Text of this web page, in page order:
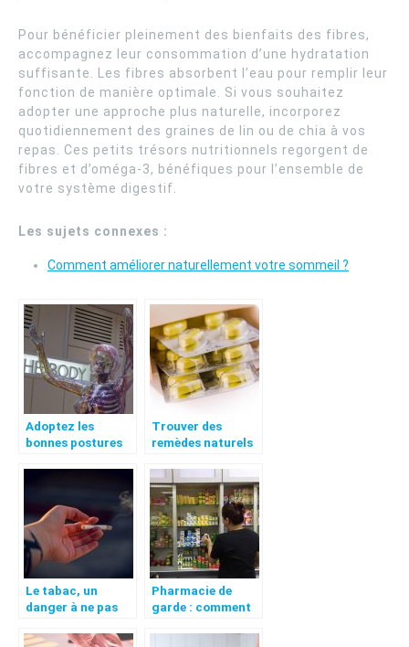
Pour bénéficier pleinement des bienfaits des fibres,
accompagnez leur consommation d’une hydratation
suffisante. Les fibres absorbent l’eau pour remplir leur
fonction de manière optimale. Si vous souhaitez
adopter une approche plus naturelle, incorporez
quotidiennement des graines de lin ou de chia à vos
repas. Ces petits trésors nutritionnels regorgent de
fibres et d’oméga-3, bénéfiques pour l’ensemble de
votre système digestif.
Les sujets connexes :
Comment améliorer naturellement votre sommeil ?
Adoptez les
bonnes postures
Trouver des
remèdes naturels
mal de dos.
Le tabac, un
danger à ne pas
Pharmacie de
garde : comment